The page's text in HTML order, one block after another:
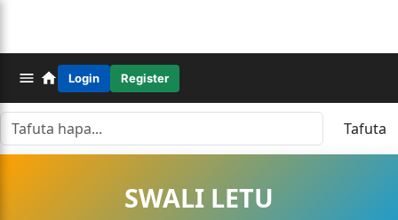
Login Register
Tafuta
SWALI LETU